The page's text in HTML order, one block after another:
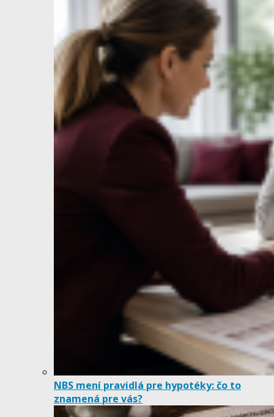
NBS mení pravidlá pre hypotéky: čo to
znamená pre vás?